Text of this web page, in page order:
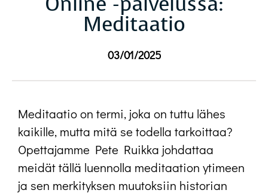
Meditaatio
03/01/2025
Meditaatio on termi, joka on tuttu lähes
kaikille, mutta mitä se todella tarkoittaa?
Opettajamme Pete Ruikka johdattaa
meidät tällä luennolla meditaation ytimeen
ja sen merkityksen muutoksiin historian